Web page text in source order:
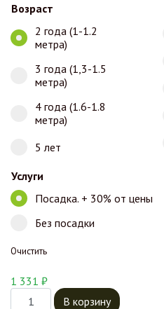
Возраст
2 года (1-1.2
метра)
3 года (1,3-1.5
метра)
4 года (1.6-1.8
метра)
5 лет
Услуги
Посадка. + 30% от цены
Без посадки
Очистить
1 331 ₽
Количество товара Яблоня
В корзину